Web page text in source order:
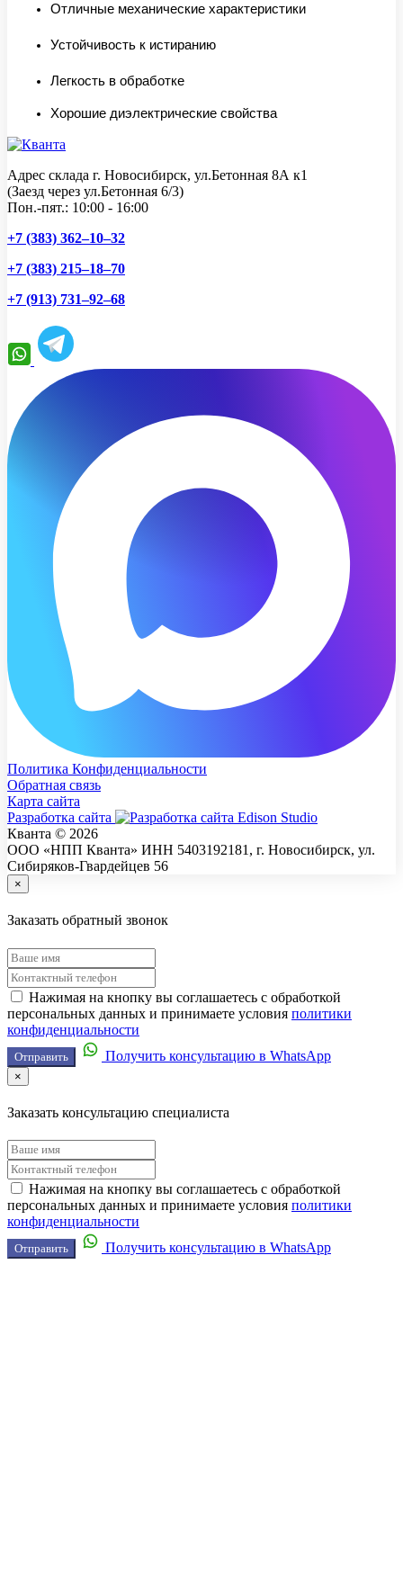
Отличные механические характеристики
Устойчивость к истиранию
Легкость в обработке
Хорошие диэлектрические свойства
Адрес склада г. Новосибирск, ул.Бетонная 8А к1
(Заезд через ул.Бетонная 6/3)
Пон.-пят.: 10:00 - 16:00
+7 (383) 362–10–32
+7 (383) 215–18–70
+7 (913) 731–92–68
Политика Конфиденциальности
Обратная связь
Карта сайта
Разработка сайта
Кванта © 2026
ООО «НПП Кванта» ИНН 5403192181, г. Новосибирск, ул.
Сибиряков-Гвардейцев 56
×
Заказать обратный звонок
Нажимая на кнопку вы соглашаетесь с обработкой
персональных данных и принимаете условия политики
конфиденциальности
Отправить Получить консультацию в WhatsApp
×
Заказать консультацию специалиста
Нажимая на кнопку вы соглашаетесь с обработкой
персональных данных и принимаете условия политики
конфиденциальности
Отправить Получить консультацию в WhatsApp